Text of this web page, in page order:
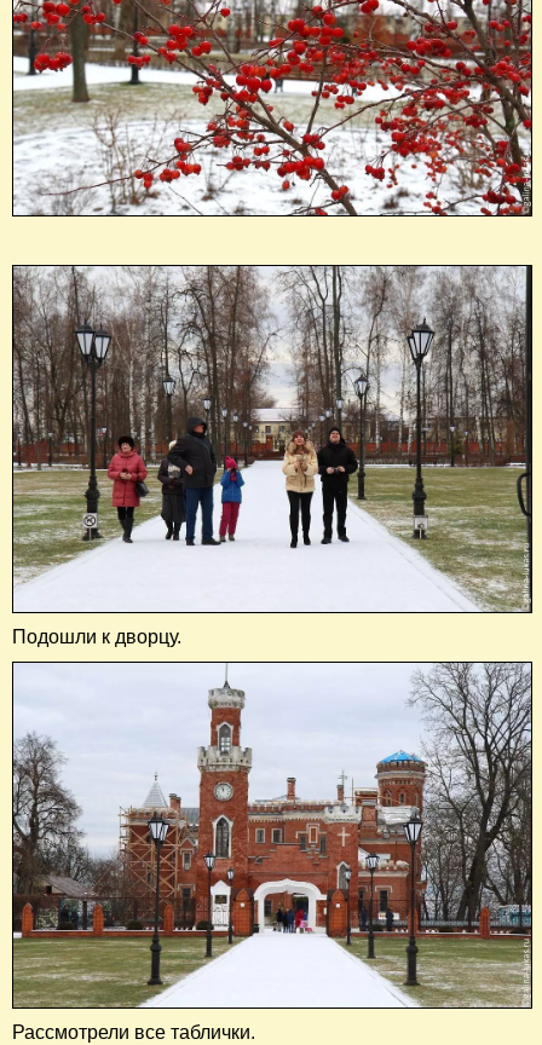
Подошли к дворцу.
Рассмотрели все таблички.